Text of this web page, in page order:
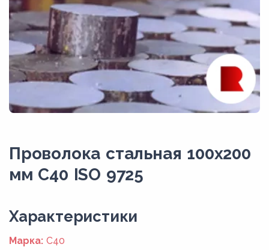
Проволока стальная 100х200
мм C40 ISO 9725
Xарактеристики
Марка: C40